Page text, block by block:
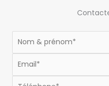
footer